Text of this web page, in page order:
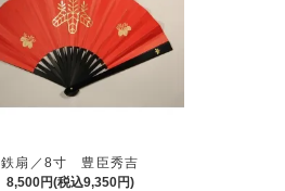
鉄扇／8寸 豊臣秀吉
8,500円(税込9,350円)